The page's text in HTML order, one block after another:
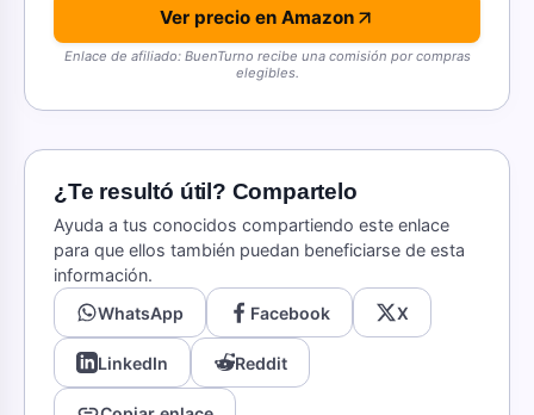
Ver precio en Amazon
Enlace de afiliado: BuenTurno recibe una comisión por compras
elegibles.
¿Te resultó útil? Compartelo
Ayuda a tus conocidos compartiendo este enlace
para que ellos también puedan beneficiarse de esta
información.
WhatsApp
Facebook X
LinkedIn Reddit